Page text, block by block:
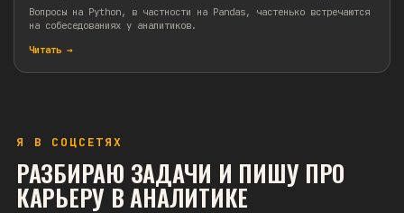
Читать →
СОБЕСЕДОВАНИЯ И ТЕСТОВЫЕ ЗАДАНИЯ
Все привыкли видеть задачки на SQL на собеседованиях.
понимание теории SQL.
Читать →
Я В СОЦСЕТЯХ
РАЗБИРАЮ ЗАДАЧИ И ПИШУ ПРО
КАРЬЕРУ В АНАЛИТИКЕ